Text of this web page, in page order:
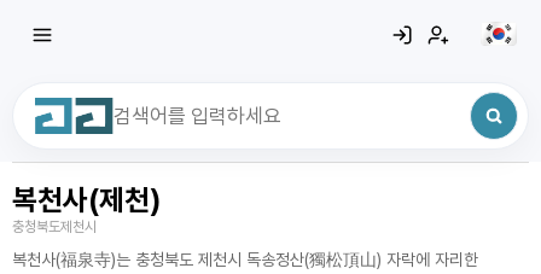
최근 검색어
복천사(제천)
충청북도제천시
복천사(福泉寺)는 충청북도 제천시 독송정산(獨松頂山) 자락에 자리한